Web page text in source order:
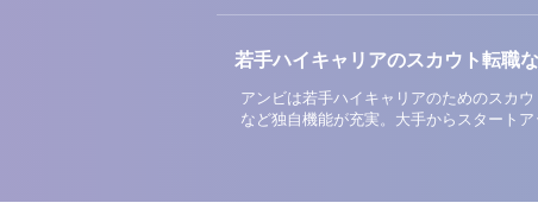
若手ハイキャリアのスカウト転職
アンビは若手ハイキャリアのためのスカ
など独自機能が充実。大手からスタート